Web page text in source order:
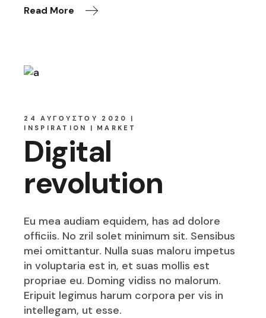
Read More
24 ΑΥΓΟΎΣΤΟΥ 2020
INSPIRATION
MARKET
Digital
revolution
Eu mea audiam equidem, has ad dolore
officiis. No zril solet minimum sit. Sensibus
mei omittantur. Nulla suas maloru impetus
in voluptaria est in, et suas mollis est
propriae eu. Doming vidiss no malorum.
Eripuit legimus harum corpora per vis in
intellegam, ut esse.